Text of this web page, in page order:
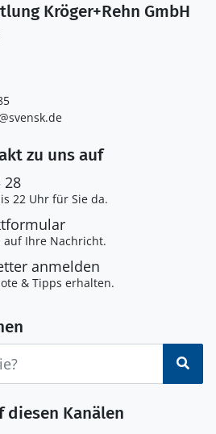
Kröger+Rehn GmbH
zu uns auf
28
22 Uhr für Sie da.
Ihre Nachricht.
anmelden
& Tipps erhalten.
diesen Kanälen